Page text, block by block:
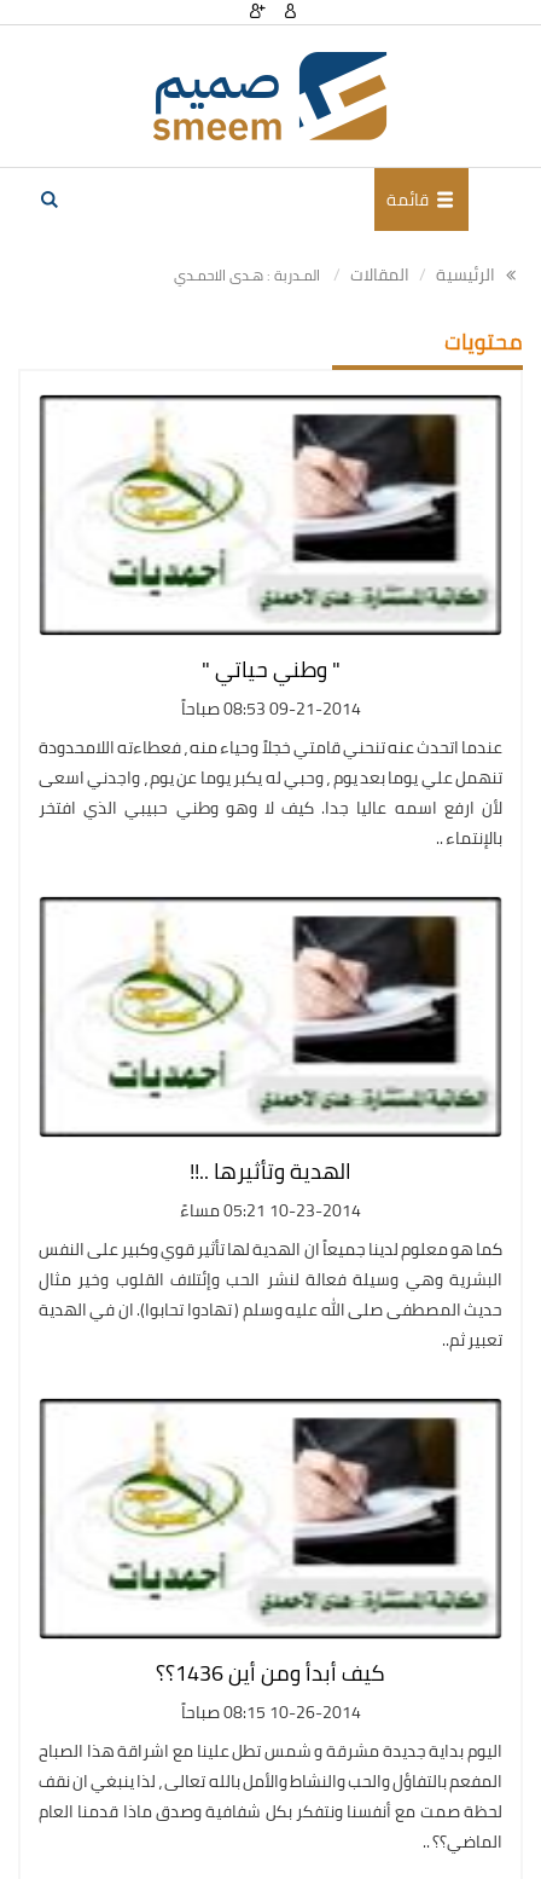
قائمة
الرئيسية المقالات المـدربة : هـدى الاحمـدي
محتويات
" وطني حياتي "
09-21-2014 08:53 صباحاً
عندما اتحدث عنه تنحني قامتي خجلاً وحياء منه ، فعطاءته اللامحدودة
تنهمل علي يوما بعد يوم ، وحبي له يكبر يوما عن يوم ، واجدني اسعى
لأن ارفع اسمه عاليا جدا. كيف لا وهو وطني حبيبي الذي افتخر
بالإنتماء ..
الهدية وتأثيرها ..!!
10-23-2014 05:21 مساءً
كما هو معلوم لدينا جميعاً ان الهدية لها تأثير قوي وكبير على النفس
البشرية وهي وسيلة فعالة لنشر الحب وإئتلاف القلوب وخير مثال
حديث المصطفى صلى الله عليه وسلم ( تهادوا تحابوا). ان في الهدية
تعبير ثم..
كيف أبدأ ومن أين 1436؟؟
10-26-2014 08:15 صباحاً
اليوم بداية جديدة مشرقة و شمس تطل علينا مع اشراقة هذا الصباح
المفعم بالتفاؤل والحب والنشاط والأمل بالله تعالى ، لذا ينبغي ان نقف
لحظة صمت مع أنفسنا ونتفكر بكل شفافية وصدق ماذا قدمنا العام
الماضي؟؟ ..